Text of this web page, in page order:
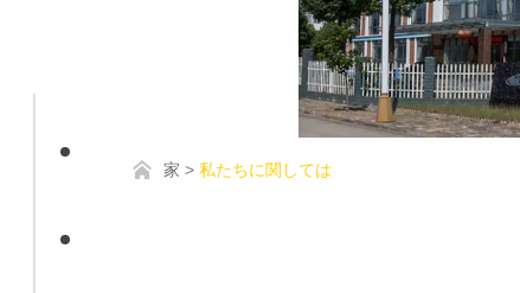
家 私たちに関しては